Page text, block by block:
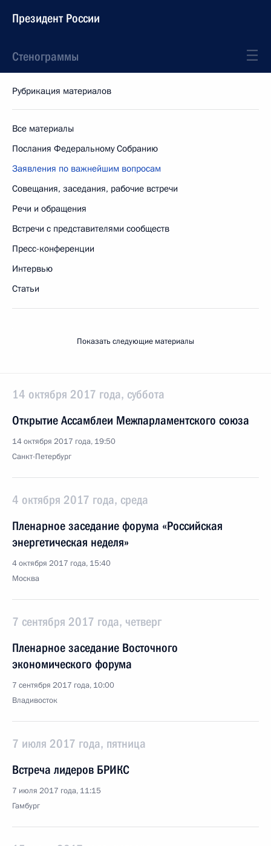
Президент России
Стенограммы
Рубрикация материалов
Все материалы
Послания Федеральному Собранию
Заявления по важнейшим вопросам
Совещания, заседания, рабочие встречи
Речи и обращения
Встречи с представителями сообществ
Пресс-конференции
Интервью
Статьи
Показать следующие материалы
14 октября 2017 года, суббота
Открытие Ассамблеи Межпарламентского союза
14 октября 2017 года, 19:50
Санкт-Петербург
4 октября 2017 года, среда
Пленарное заседание форума «Российская
энергетическая неделя»
4 октября 2017 года, 15:40
Москва
7 сентября 2017 года, четверг
Пленарное заседание Восточного
экономического форума
7 сентября 2017 года, 10:00
Владивосток
7 июля 2017 года, пятница
Встреча лидеров БРИКС
7 июля 2017 года, 11:15
Гамбург